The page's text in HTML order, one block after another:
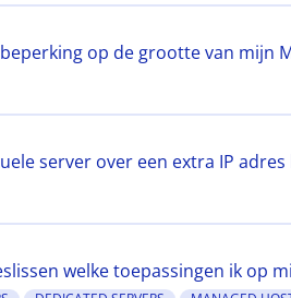
op de grootte van mijn
server over een extra IP adres
welke toepassingen ik op